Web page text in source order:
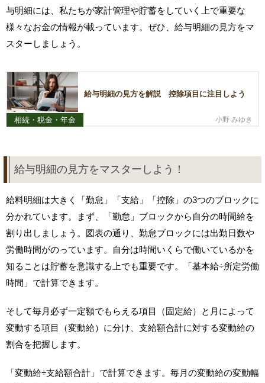
与明細には、私たちが家計管理や貯蓄をしていく上で重要な
様々なお金の情報が載っています。ぜひ、給与明細の見方をマ
スターしましょう。
給与明細の見方を解説 控除項目に注目しよう
相続・税金・年金 小野 みゆき
給与明細の見方をマスターしよう！
給料明細は大きく「勤怠」「支給」「控除」の3つのブロックに
分かれています。まず、「勤怠」ブロックから自分の時間給を
割り出しましょう。図表の通り、勤怠ブロックには出勤日数や
労働時間がのっています。自分は時間いくらで働いているかを
知ることは貯蓄を意識する上でも重要です。「基本給÷所定労働
時間」で計算できます。
そして毎月必ず一定額でもらえる項目（固定給）と月によって
変動する項目（変動給）に分け、支給額合計に対する変動給の
割合を把握します。
「変動給÷支給額合計」で計算できます。毎月の変動給の変動幅